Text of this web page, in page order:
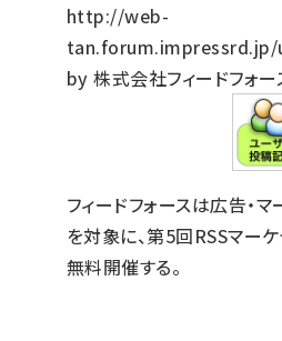
http://web-
by 株式会社フィードフォー
フィードフォースは広告・
を対象に、第5回RSSマー
無料開催する。